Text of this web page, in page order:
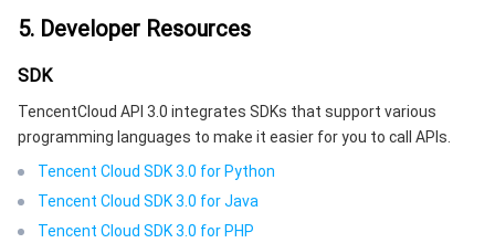
云资源自动化 for Terraform
访问管理
操作审计
腾讯云代码分析
腾讯云超级应用服务
应用性能监控
前端性能监控
云拨测
API 与工具
云迁移
云 API
腾讯云命令行工具
软件产品公告专区
软件产品生命周期公告
专有云软件
腾讯专有云企业版 TCE
腾讯云数据库
5. Developer Resources
SDK
TencentCloud API 3.0 integrates SDKs that support various
programming languages to make it easier for you to call APIs.
Tencent Cloud SDK 3.0 for Python
Tencent Cloud SDK 3.0 for Java
Tencent Cloud SDK 3.0 for PHP